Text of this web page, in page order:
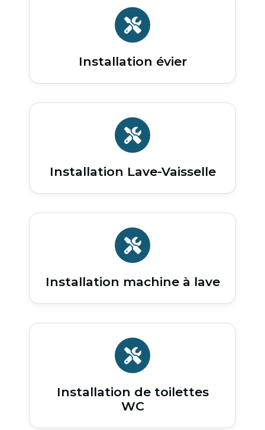
Installation évier
Installation Lave-Vaisselle
Installation machine à lave
Installation de toilettes
WC